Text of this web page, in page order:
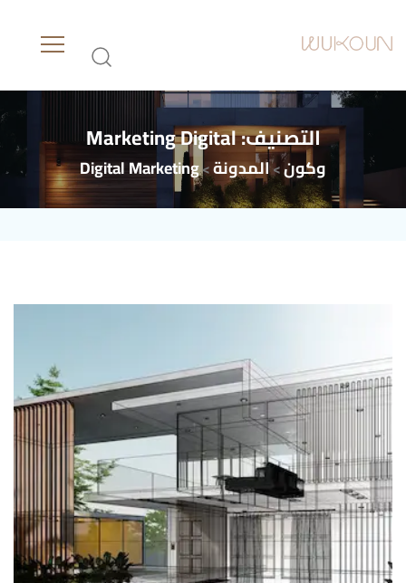
التصنيف:Digital
Marketing
وكون>المدونة>
Digital Marketing